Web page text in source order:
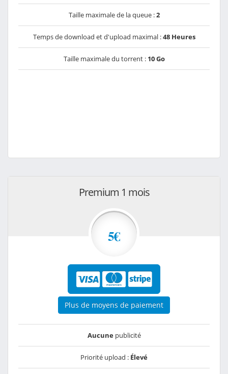
Taille maximale de la queue :2
Temps de download et d'upload maximal :48 Heures
Taille maximale du torrent : 10 Go
Premium 1 mois
5€
Plus de moyens de paiement
Aucunepublicité
Priorité upload : Élevé